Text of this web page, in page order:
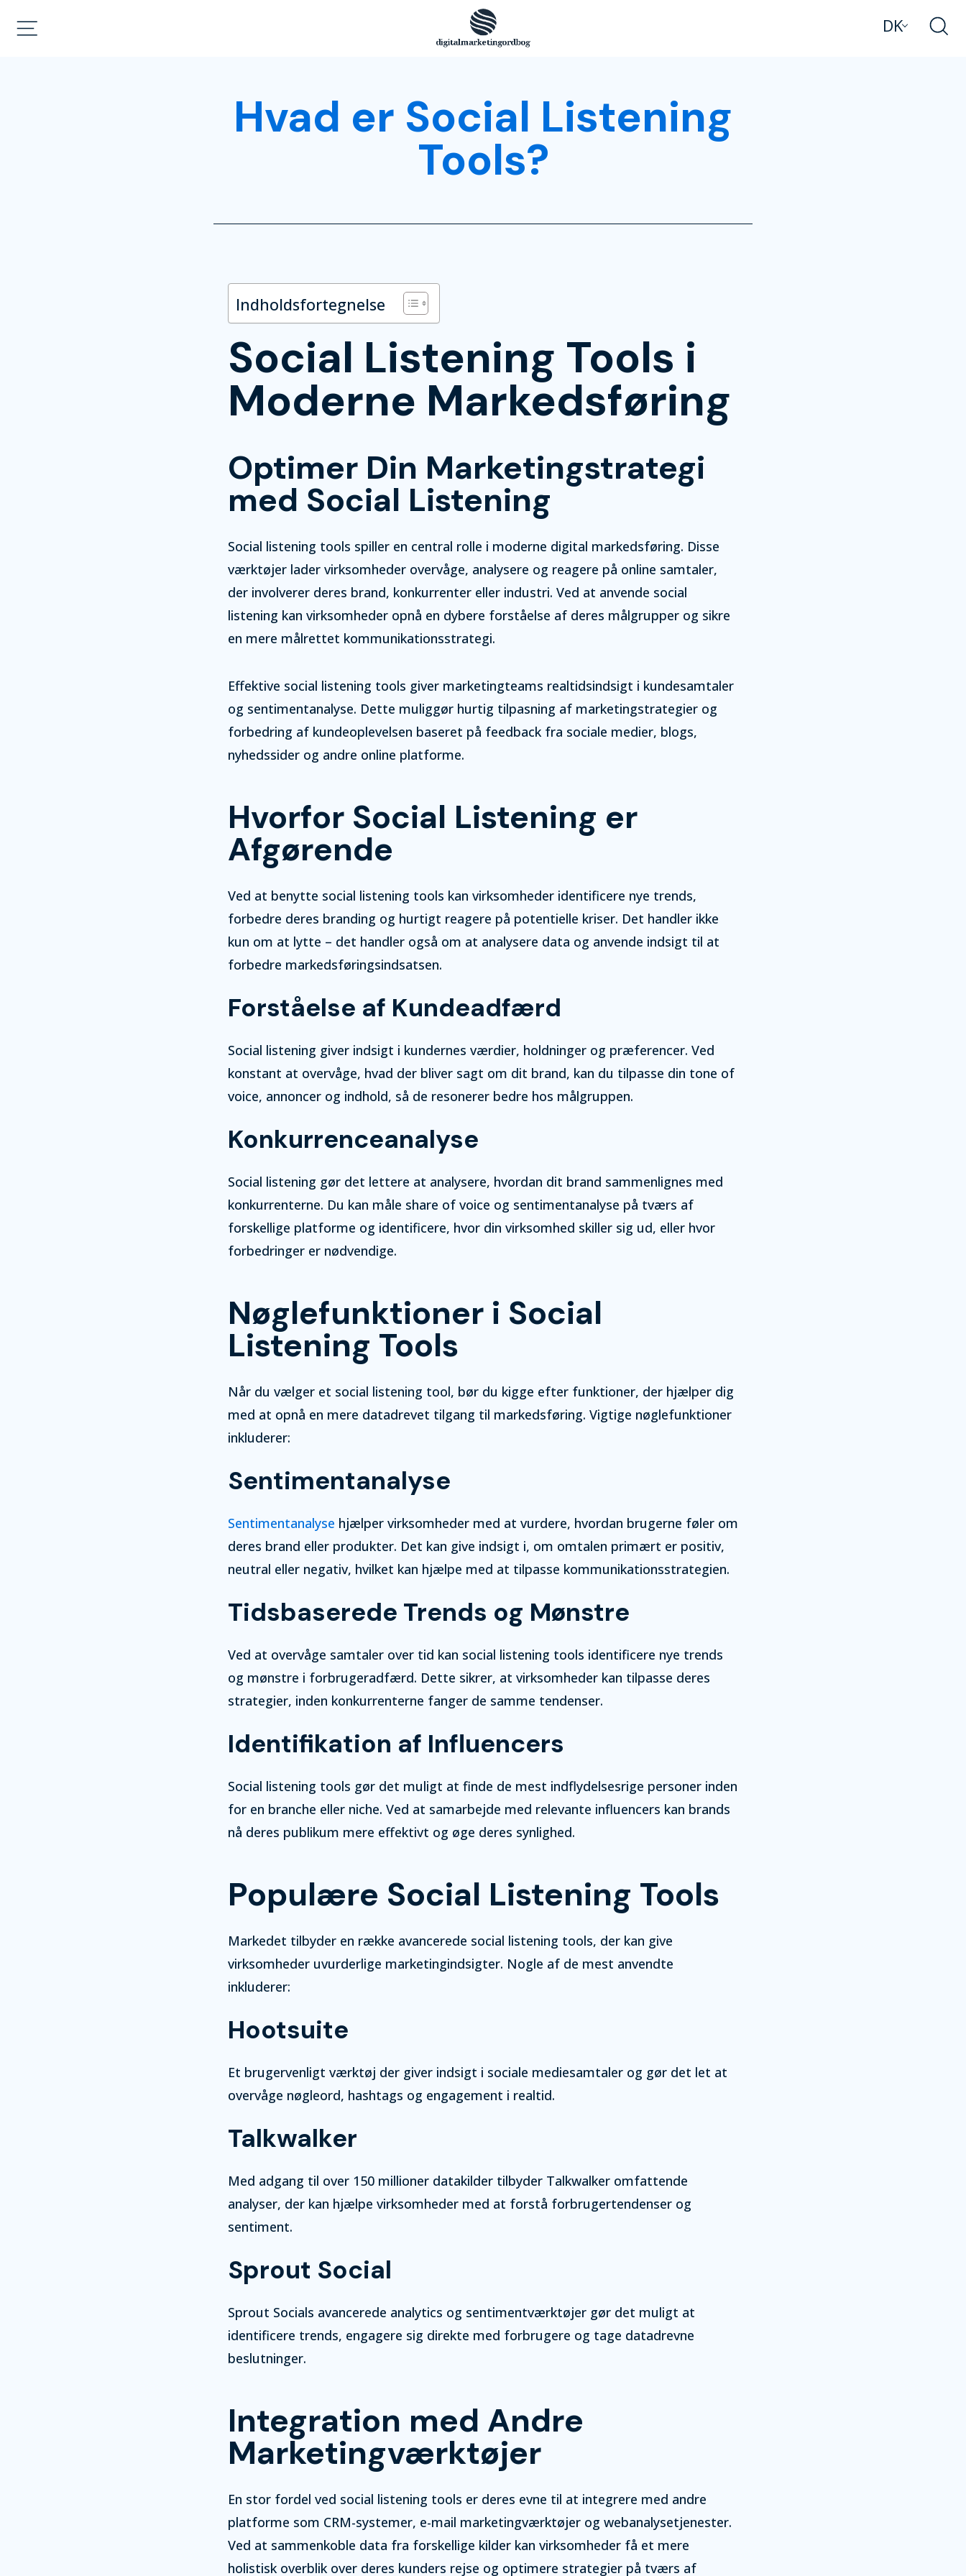
DK
Hvad er Social Listening
Tools?
Indholdsfortegnelse
Social Listening Tools i
Moderne Markedsføring
Optimer Din Marketingstrategi
med Social Listening
Social listening tools spiller en central rolle i moderne digital markedsføring. Disse
værktøjer lader virksomheder overvåge, analysere og reagere på online samtaler,
der involverer deres brand, konkurrenter eller industri. Ved at anvende social
listening kan virksomheder opnå en dybere forståelse af deres målgrupper og sikre
en mere målrettet kommunikationsstrategi.
Effektive social listening tools giver marketingteams realtidsindsigt i kundesamtaler
og sentimentanalyse. Dette muliggør hurtig tilpasning af marketingstrategier og
forbedring af kundeoplevelsen baseret på feedback fra sociale medier, blogs,
nyhedssider og andre online platforme.
Hvorfor Social Listening er
Afgørende
Ved at benytte social listening tools kan virksomheder identificere nye trends,
forbedre deres branding og hurtigt reagere på potentielle kriser. Det handler ikke
kun om at lytte – det handler også om at analysere data og anvende indsigt til at
forbedre markedsføringsindsatsen.
Forståelse af Kundeadfærd
Social listening giver indsigt i kundernes værdier, holdninger og præferencer. Ved
konstant at overvåge, hvad der bliver sagt om dit brand, kan du tilpasse din tone of
voice, annoncer og indhold, så de resonerer bedre hos målgruppen.
Konkurrenceanalyse
Social listening gør det lettere at analysere, hvordan dit brand sammenlignes med
konkurrenterne. Du kan måle share of voice og sentimentanalyse på tværs af
forskellige platforme og identificere, hvor din virksomhed skiller sig ud, eller hvor
forbedringer er nødvendige.
Nøglefunktioner i Social
Listening Tools
Når du vælger et social listening tool, bør du kigge efter funktioner, der hjælper dig
med at opnå en mere datadrevet tilgang til markedsføring. Vigtige nøglefunktioner
inkluderer:
Sentimentanalyse
Sentimentanalyse hjælper virksomheder med at vurdere, hvordan brugerne føler om
deres brand eller produkter. Det kan give indsigt i, om omtalen primært er positiv,
neutral eller negativ, hvilket kan hjælpe med at tilpasse kommunikationsstrategien.
Tidsbaserede Trends og Mønstre
Ved at overvåge samtaler over tid kan social listening tools identificere nye trends
og mønstre i forbrugeradfærd. Dette sikrer, at virksomheder kan tilpasse deres
strategier, inden konkurrenterne fanger de samme tendenser.
Identifikation af Influencers
Social listening tools gør det muligt at finde de mest indflydelsesrige personer inden
for en branche eller niche. Ved at samarbejde med relevante influencers kan brands
nå deres publikum mere effektivt og øge deres synlighed.
Populære Social Listening Tools
Markedet tilbyder en række avancerede social listening tools, der kan give
virksomheder uvurderlige marketingindsigter. Nogle af de mest anvendte
inkluderer:
Hootsuite
Et brugervenligt værktøj der giver indsigt i sociale mediesamtaler og gør det let at
overvåge nøgleord, hashtags og engagement i realtid.
Talkwalker
Med adgang til over 150 millioner datakilder tilbyder Talkwalker omfattende
analyser, der kan hjælpe virksomheder med at forstå forbrugertendenser og
sentiment.
Sprout Social
Sprout Socials avancerede analytics og sentimentværktøjer gør det muligt at
identificere trends, engagere sig direkte med forbrugere og tage datadrevne
beslutninger.
Integration med Andre
Marketingværktøjer
En stor fordel ved social listening tools er deres evne til at integrere med andre
platforme som CRM-systemer, e-mail marketingværktøjer og webanalysetjenester.
Ved at sammenkoble data fra forskellige kilder kan virksomheder få et mere
holistisk overblik over deres kunders rejse og optimere strategier på tværs af